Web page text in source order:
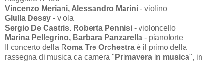
Vincenzo Meriani, Alessandro Marini - violino
Giulia Dessy - viola
Sergio De Castris, Roberta Pennisi - violoncello
Marina Pellegrino, Barbara Panzarella - pianoforte
Il concerto della Roma Tre Orchestra è il primo della
rassegna di musica da camera " Primavera in musica", in